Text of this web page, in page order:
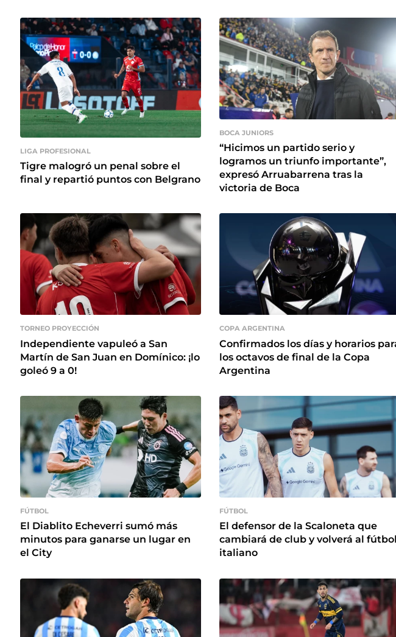
LIGA PROFESIONAL
Tigre malogró un penal sobre el
final y repartió puntos con Belgrano
BOCA JUNIORS
“Hicimos un partido serio y
logramos un triunfo importante”,
expresó Arruabarrena tras la
victoria de Boca
TORNEO PROYECCIÓN
Independiente vapuleó a San
Martín de San Juan en Domínico: ¡lo
goleó 9 a 0!
COPA ARGENTINA
Confirmados los días y horarios
los octavos de final de la Copa
Argentina
FÚTBOL
El Diablito Echeverri sumó más
minutos para ganarse un lugar en
el City
FÚTBOL
El defensor de la Scaloneta que
cambiará de club y volverá al fútbol
italiano